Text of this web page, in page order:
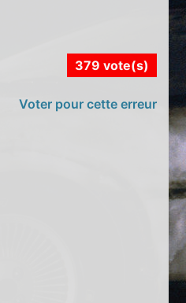
379 vote(s)
Voter pour cette erreur